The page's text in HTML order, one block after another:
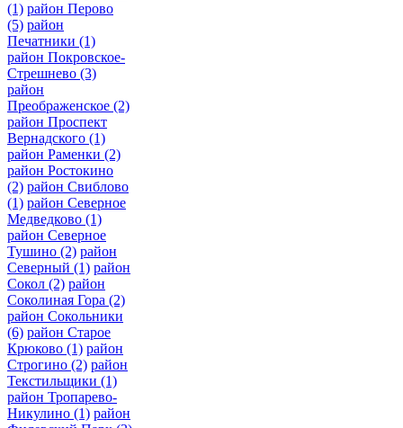
(1) район Перово
(5) район
Печатники (1)
район Покровское-
Стрешнево (3)
район
Преображенское (2)
район Проспект
Вернадского (1)
район Раменки (2)
район Ростокино
(2) район Свиблово
(1) район Северное
Медведково (1)
район Северное
Тушино (2) район
Северный (1) район
Сокол (2) район
Соколиная Гора (2)
район Сокольники
(6) район Старое
Крюково (1) район
Строгино (2) район
Текстильщики (1)
район Тропарево-
Никулино (1) район